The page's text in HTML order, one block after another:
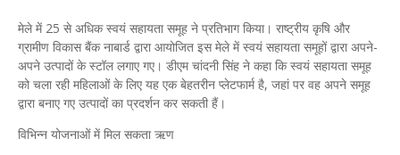
मेले में 25 से अधिक स्वयं सहायता समूह ने प्रतिभाग किया। राष्ट्रीय कृषि और
ग्रामीण विकास बैंक नाबार्ड द्वारा आयोजित इस मेले में स्वयं सहायता समूहों द्वारा अपने-
अपने उत्पादों के स्टॉल लगाए गए। डीएम चांदनी सिंह ने कहा कि स्वयं सहायता समूह
को चला रही महिलाओं के लिए यह एक बेहतरीन प्लेटफार्म है, जहां पर वह अपने समूह
द्वारा बनाए गए उत्पादों का प्रदर्शन कर सकती हैं।
विभिन्न योजनाओं में मिल सकता ऋण